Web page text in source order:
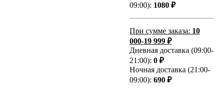
09:00): 1080 ₽
При сумме заказа: 10
000-19 999 ₽
Дневная доставка (09:00-
21:00): 0 ₽
Ночная доставка (21:00-
09:00): 690 ₽